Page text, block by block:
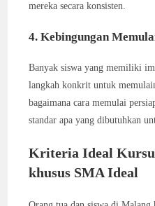
mereka secara konsisten.
4. Kebingungan
Banyak siswa yang memiliki
langkah konkrit untuk
bagaimana cara memulai
standar apa yang dibutuhkan
Kriteria Ideal
khusus SMA Ideal